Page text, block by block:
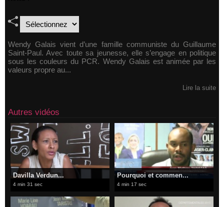
​Wendy Galais vient d’une famille communiste du Guillaume
Saint-Paul. Avec toute sa jeunesse, elle s’engage en politique
sous les couleurs du PCR. Wendy Galais est animée par les
valeurs propre au...
Lire la suite
Autres vidéos
Davilla Verdun...
4 min 31 sec
Pourquoi et commen...
4 min 17 sec